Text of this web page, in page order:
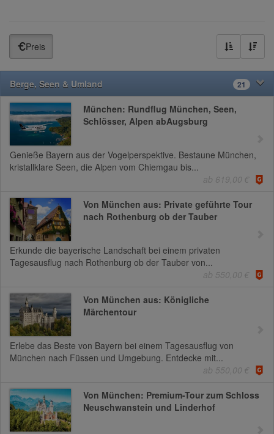
Preis
Berge, Seen & Umland 21
München: Rundflug München, Seen,
Schlösser, Alpen abAugsburg
Genieße Bayern aus der Vogelperspektive. Bestaune München,
kristallklare Seen, die Alpen vom Chiemgau bis...
ab 619,00 €
Von München aus: Private geführte Tour
nach Rothenburg ob der Tauber
Erkunde die bayerische Landschaft bei einem privaten
Tagesausflug nach Rothenburg ob der Tauber von...
ab 550,00 €
Von München aus: Königliche
Märchentour
Erlebe das Beste von Bayern bei einem Tagesausflug von
München nach Füssen und Umgebung. Entdecke mit...
ab 550,00 €
Von München: Premium-Tour zum Schloss
Neuschwanstein und Linderhof